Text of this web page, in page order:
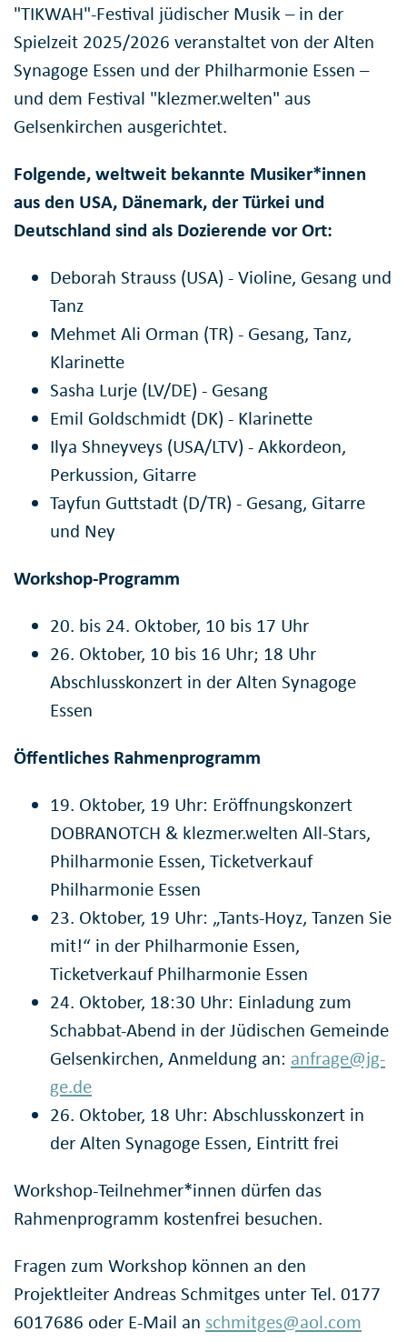
"TIKWAH"-Festival jüdischer Musik – in der
Spielzeit 2025/2026 veranstaltet von der Alten
Synagoge Essen und der Philharmonie Essen –
und dem Festival "klezmer.welten" aus
Gelsenkirchen ausgerichtet.
Folgende, weltweit bekannte Musiker*innen
aus den USA, Dänemark, der Türkei und
Deutschland sind als Dozierende vor Ort:
Deborah Strauss (USA) - Violine, Gesang und
Tanz
Mehmet Ali Orman (TR) - Gesang, Tanz,
Klarinette
Sasha Lurje (LV/DE) - Gesang
Emil Goldschmidt (DK) - Klarinette
Ilya Shneyveys (USA/LTV) - Akkordeon,
Perkussion, Gitarre
Tayfun Guttstadt (D/TR) - Gesang, Gitarre
und Ney
Workshop-Programm
20. bis 24. Oktober, 10 bis 17 Uhr
26. Oktober, 10 bis 16 Uhr; 18 Uhr
Abschlusskonzert in der Alten Synagoge
Essen
Öffentliches Rahmenprogramm
19. Oktober, 19 Uhr: Eröffnungskonzert
DOBRANOTCH & klezmer.welten All-Stars,
Philharmonie Essen, Ticketverkauf
Philharmonie Essen
23. Oktober, 19 Uhr: „Tants-Hoyz, Tanzen Sie
mit!“ in der Philharmonie Essen,
Ticketverkauf Philharmonie Essen
24. Oktober, 18:30 Uhr: Einladung zum
Schabbat-Abend in der Jüdischen Gemeinde
Gelsenkirchen, Anmeldung an: anfrage@jg-
ge.de
26. Oktober, 18 Uhr: Abschlusskonzert in
der Alten Synagoge Essen, Eintritt frei
Workshop-Teilnehmer*innen dürfen das
Rahmenprogramm kostenfrei besuchen.
Fragen zum Workshop können an den
Projektleiter Andreas Schmitges unter Tel. 0177
6017686 oder E-Mail an schmitges@aol.com